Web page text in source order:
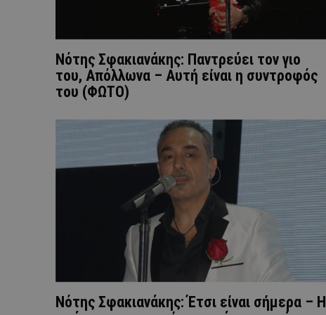
Νότης Σφακιανάκης: Παντρεύει τον γιο
του, Απόλλωνα – Aυτή είναι η συντροφός
του (ΦΩΤΟ)
Νότης Σφακιανάκης: Έτσι είναι σήμερα – Η